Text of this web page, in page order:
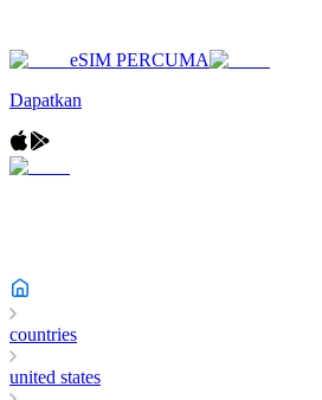
eSIM PERCUMA
Dapatkan
countries
united states